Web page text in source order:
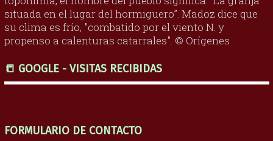
situada en el lugar del hormiguero”. Madoz dice que
su clima es frío, "combatido por el viento N. y
propenso a calenturas catarrales". © Orígenes
📒 GOOGLE - VISITAS RECIBIDAS
FORMULARIO DE CONTACTO